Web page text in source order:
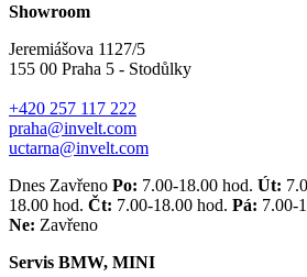
Showroom
Jeremiášova 1127/5
155 00 Praha 5 - Stodůlky
+420 257 117 222
praha@invelt.com
uctarna@invelt.com
Dnes Zavřeno Po: 7.00-18.00 hod. Út:
18.00 hod. Čt: 7.00-18.00 hod. Pá: 7.00-
Ne: Zavřeno
Servis BMW, MINI